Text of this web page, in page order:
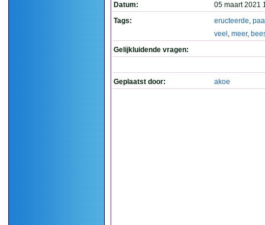
Datum:
05 maart 2021
Tags:
eructeerde,
veel , meer,
Gelijkluidende vragen:
Geplaatst door: akoe